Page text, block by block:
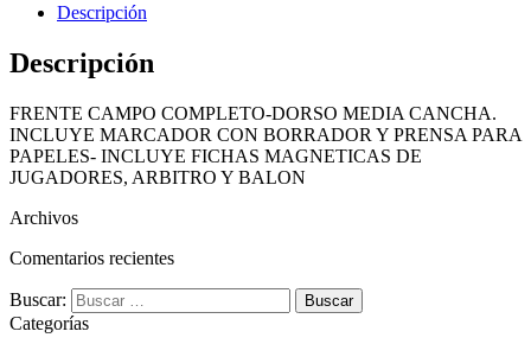
Descripción
Descripción
FRENTE CAMPO COMPLETO-DORSO MEDIA CANCHA.
INCLUYE MARCADOR CON BORRADOR Y PRENSA PARA
PAPELES- INCLUYE FICHAS MAGNETICAS DE
JUGADORES, ARBITRO Y BALON
Archivos
Comentarios recientes
Buscar:
Categorías